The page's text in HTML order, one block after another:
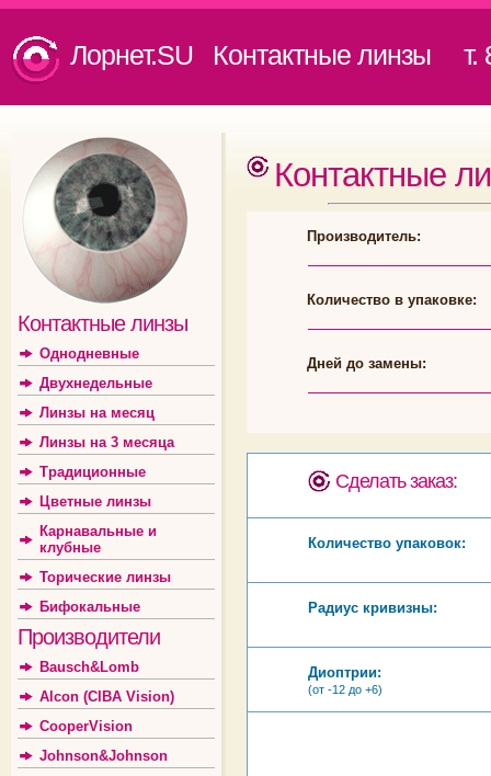
Лорнет.SU Контактные линзы т.
Контактные линзы
Однодневные
Двухнедельные
Линзы на месяц
Линзы на 3 месяца
Традиционные
Цветные линзы
Карнавальные и
клубные
Торические линзы
Бифокальные
Производители
Bausch&Lomb
Alcon (CIBA Vision)
CooperVision
Johnson&Johnson
Контактные
Производитель:
Количество в упаковке:
Дней до замены:
Сделать заказ:
Количество упаковок:
Радиус кривизны:
Диоптрии:
(от -12 до +6)